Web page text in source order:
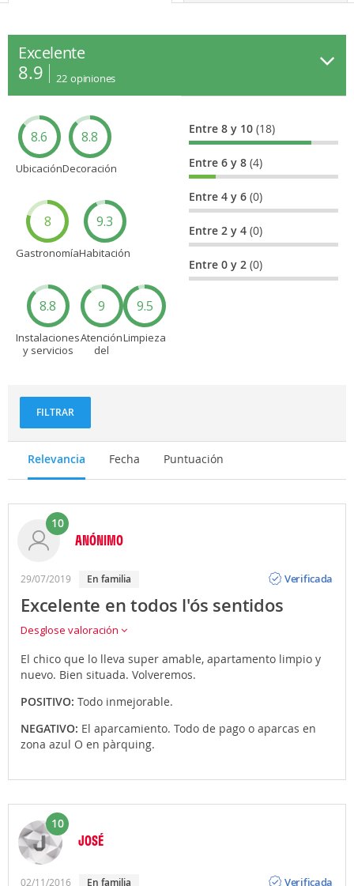
Excelente
8.9 22 opiniones
8.6
Ubicación
8.8
Decoración
8
Gastronomía
9.3
Habitación
8.8
Instalaciones
y servicios
9
Atención
del
9.5
Limpieza
Entre 8 y 10(18)
Entre 6 y 8(4)
Entre 4 y 6(0)
Entre 2 y 4(0)
Entre 0 y 2(0)
FILTRAR
Relevancia Fecha Puntuación
10
ANÓNIMO
29/07/2019 en familia
Verificada
Excelente en todos l'ós sentidos
Desglose valoración
El chico que lo lleva super amable, apartamento limpio y
nuevo. Bien situada. Volveremos.
POSITIVO: Todo inmejorable.
NEGATIVO: El aparcamiento. Todo de pago o aparcas en
zona azul O en pàrquing.
10
JOSÉ
02/11/2016 en familia
Verificada